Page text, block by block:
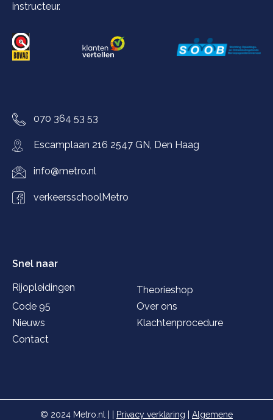
instructeur.
070 364 53 53
Escamplaan 216 2547 GN, Den Haag
info@metro.nl
verkeersschoolMetro
Snel naar
Rijopleidingen
Theorieshop
Code 95
Over ons
Nieuws
Klachtenprocedure
Contact
© 2024 Metro.nl | | Privacy verklaring Algemene